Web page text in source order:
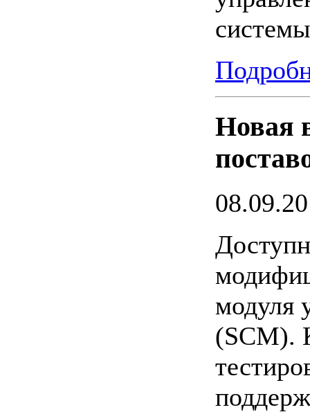
Новая
модуля
(SCM).